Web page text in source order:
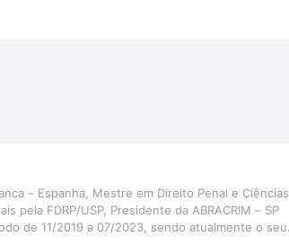
– Espanha, Mestre em Direito Penal e Ciências
pela FDRP/USP, Presidente da ABRACRIM – SP
de 11/2019 a 07/2023, sendo atualmente o seu